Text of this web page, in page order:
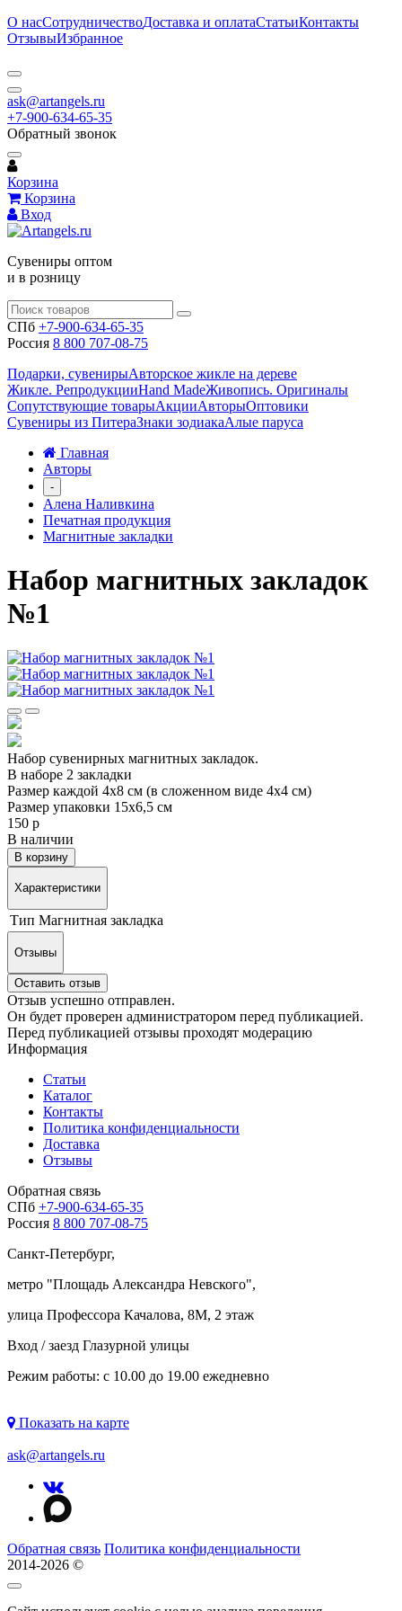
О насСотрудничествоДоставка и оплатаСтатьиКонтакты
ОтзывыИзбранное
ask@artangels.ru
+7-900-634-65-35
Обратный звонок
Корзина
Корзина
Вход
Сувениры оптом
и в розницу
СПб +7-900-634-65-35
Россия 8 800 707-08-75
Подарки, сувенирыАвторское жикле на дереве
Жикле. РепродукцииHand MadeЖивопись. Оригиналы
Сопутствующие товарыАкцииАвторыОптовики
Сувениры из ПитераЗнаки зодиакаАлые паруса
Главная
Авторы
-
Алена Наливкина
Печатная продукция
Магнитные закладки
Набор магнитных закладок
№1
Набор сувенирных магнитных закладок.
В наборе 2 закладки
Размер каждой 4х8 см (в сложенном виде 4х4 см)
Размер упаковки 15х6,5 см
150 р
В наличии
В корзину
Характеристики
Тип Магнитная закладка
Отзывы
Оставить отзыв
Отзыв успешно отправлен.
Он будет проверен администратором перед публикацией.
Перед публикацией отзывы проходят модерацию
Информация
Статьи
Каталог
Контакты
Политика конфиденциальности
Доставка
Отзывы
Обратная связь
СПб +7-900-634-65-35
Россия 8 800 707-08-75
Санкт-Петербург,
метро "Площадь Александра Невского",
улица Профессора Качалова, 8М, 2 этаж
Вход / заезд Глазурной улицы
Режим работы: с 10.00 до 19.00 ежедневно
Показать на карте
ask@artangels.ru
Обратная связь Политика конфиденциальности
2014-2026 ©